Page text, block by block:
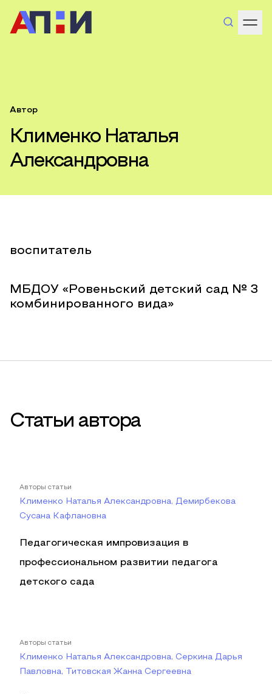
Автор
Клименко Наталья
Александровна
воспитатель
МБДОУ «Ровеньский детский сад № 3
комбинированного вида»
Статьи автора
Авторы статьи
Клименко Наталья Александровна, Демирбекова
Сусана Кафлановна
Педагогическая импровизация в
профессиональном развитии педагога
детского сада
Авторы статьи
Клименко Наталья Александровна, Cepкина Дарья
Павловна, Титовская Жанна Сергеевна